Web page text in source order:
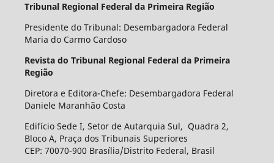
Tribunal Regional Federal da Primeira Região
Presidente do Tribunal: Desembargadora Federal
Maria do Carmo Cardoso
Revista do Tribunal Regional Federal da Primeira
Região
Diretora e Editora-Chefe: Desembargadora Federal
Daniele Maranhão Costa
Edifício Sede I, Setor de Autarquia Sul, Quadra 2,
Bloco A, Praça dos Tribunais Superiores
CEP: 70070-900 Brasília/Distrito Federal, Brasil